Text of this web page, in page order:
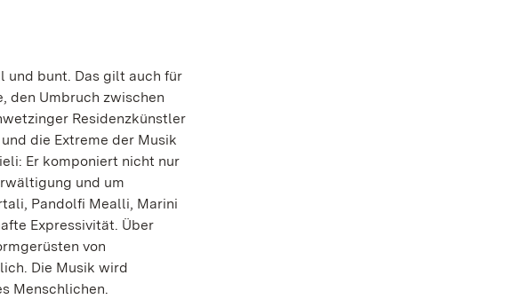
und bunt. Das gilt auch für
den Umbruch zwischen
Residenzkünstler
die Extreme der Musik
Er komponiert nicht nur
und um
Pandolfi Mealli, Marini
Expressivität. Über
von
Die Musik wird
Menschlichen.